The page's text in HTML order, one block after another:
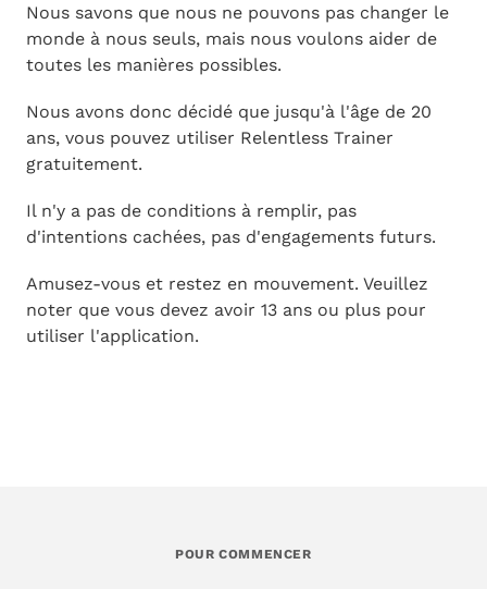
Nous savons que nous ne pouvons pas changer le
monde à nous seuls, mais nous voulons aider de
toutes les manières possibles.
Nous avons donc décidé que jusqu'à l'âge de 20
ans, vous pouvez utiliser Relentless Trainer
gratuitement.
Il n'y a pas de conditions à remplir, pas
d'intentions cachées, pas d'engagements futurs.
Amusez-vous et restez en mouvement. Veuillez
noter que vous devez avoir 13 ans ou plus pour
utiliser l'application.
POUR COMMENCER